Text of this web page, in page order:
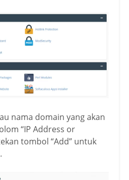
nama domain yang akan
“IP Address or
tombol “Add” untuk